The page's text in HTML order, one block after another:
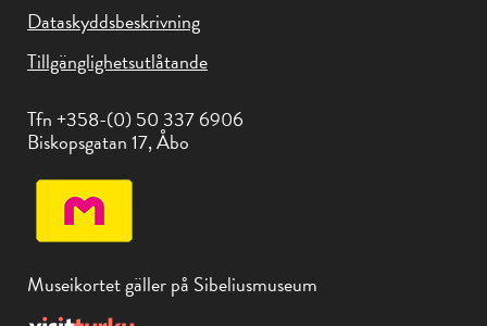
Dataskyddsbeskrivning
Tillgänglighetsutlåtande
Tfn +358-(0) 50 337 6906
Biskopsgatan 17, Åbo
Museikortet gäller på Sibeliusmuseum